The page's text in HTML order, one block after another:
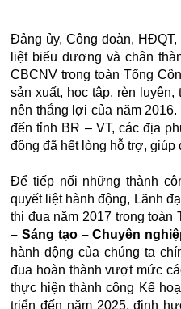
Đảng ủy, Công đoàn,
liệt biểu dương và chân
CBCNV trong toàn Tổng
sản xuất, học tập, rèn
nên thắng lợi của năm
đến tỉnh BR – VT, các địa
đông đã hết lòng hỗ trợ,
Để tiếp nối những thành
quyết liệt hành động, Lãnh
thi đua năm 2017 trong toàn
– Sáng tạo – Chuyên
hành động của chúng ta
đua hoàn thành vượt mức
thực hiện thành công Kế
triển đến năm 2025, định